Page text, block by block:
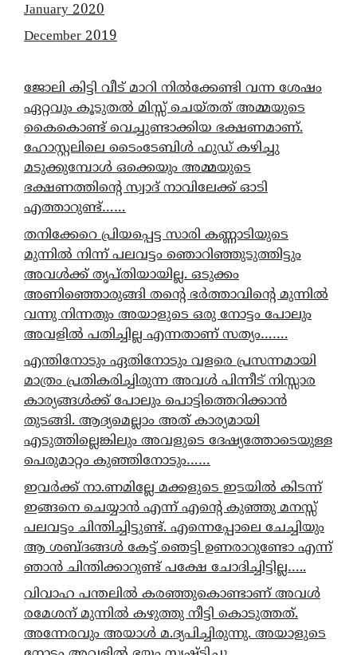
January 2020
December 2019
ജോലി കിട്ടി വീട് മാറി നിൽക്കേണ്ടി വന്ന ശേഷം
ഏറ്റവും കൂടുതൽ മിസ്സ് ചെയ്തത് അമ്മയുടെ
കൈകൊണ്ട് വെച്ചുണ്ടാക്കിയ ഭക്ഷണമാണ്.
ഹോസ്റ്റലിലെ ടൈംടേബിൾ ഫുഡ് കഴിച്ചു
മടുക്കുമ്പോൾ ഒക്കെയും അമ്മയുടെ
ഭക്ഷണത്തിന്റെ സ്വാദ് നാവിലേക്ക് ഓടി
എത്താറുണ്ട്……
തനിക്കേറെ പ്രിയപ്പെട്ട സാരി കണ്ണാടിയുടെ
മുന്നിൽ നിന്ന് പലവട്ടം ഞൊറിഞ്ഞുടുത്തിട്ടും
അവൾക്ക് തൃപ്തിയായില്ല. ഒടുക്കം
അണിഞ്ഞൊരുങ്ങി തന്റെ ഭർത്താവിന്റെ മുന്നിൽ
വന്നു നിന്നതും അയാളുടെ ഒരു നോട്ടം പോലും
അവളിൽ പതിച്ചില്ല എന്നതാണ് സത്യം…….
എന്തിനോടും ഏതിനോടും വളരെ പ്രസന്നമായി
മാത്രം പ്രതികരിച്ചിരുന്ന അവൾ പിന്നീട് നിസ്സാര
കാര്യങ്ങൾക്ക് പോലും പൊട്ടിത്തെറിക്കാൻ
തുടങ്ങി. ആദ്യമെല്ലാം അത് കാര്യമായി
എടുത്തില്ലെങ്കിലും അവളുടെ ദേഷ്യത്തോടെയുള്ള
പെരുമാറ്റം കുഞ്ഞിനോടും……
ഇവർക്ക് നാ.ണമില്ലേ മക്കളുടെ ഇടയിൽ കിടന്ന്
ഇങ്ങനെ ചെയ്യാൻ എന്ന് എന്റെ കുഞ്ഞു മനസ്സ്
പലവട്ടം ചിന്തിച്ചിട്ടുണ്ട്. എന്നെപ്പോലെ ചേച്ചിയും
ആ ശബ്ദങ്ങൾ കേട്ട് ഞെട്ടി ഉണരാറുണ്ടോ എന്ന്
ഞാൻ ചിന്തിക്കാറുണ്ട് പക്ഷേ ചോദിച്ചിട്ടില്ല…..
വിവാഹ പന്തലിൽ കരഞ്ഞുകൊണ്ടാണ് അവൾ
രമേശന് മുന്നിൽ കഴുത്തു നീട്ടി കൊടുത്തത്.
അന്നേരവും അയാൾ മ.ദ്യപിച്ചിരുന്നു. അയാളുടെ